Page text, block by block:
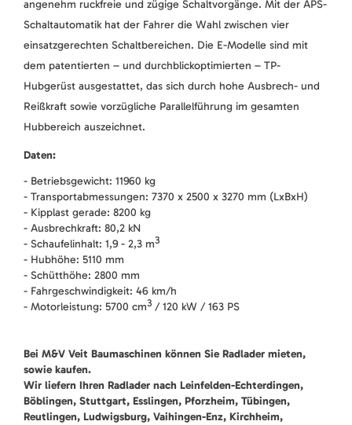
angenehm ruckfreie und zügige Schaltvorgänge. Mit der APS-
Schaltautomatik hat der Fahrer die Wahl zwischen vier
einsatzgerechten Schaltbereichen. Die E-Modelle sind mit
dem patentierten – und durchblickoptimierten – TP-
Hubgerüst ausgestattet, das sich durch hohe Ausbrech- und
Reißkraft sowie vorzügliche Parallelführung im gesamten
Hubbereich auszeichnet.
Daten:
- Betriebsgewicht: 11960 kg
- Transportabmessungen: 7370 x 2500 x 3270 mm (LxBxH)
- Kipplast gerade: 8200 kg
- Ausbrechkraft: 80,2 kN
- Schaufelinhalt: 1,9 - 2,3 m3
- Hubhöhe: 5110 mm
- Schütthöhe: 2800 mm
- Fahrgeschwindigkeit: 46 km/h
- Motorleistung: 5700 cm3 / 120 kW / 163 PS
Bei M&V Veit Baumaschinen können Sie Radlader mieten,
sowie kaufen.
Wir liefern Ihren Radlader nach Leinfelden-Echterdingen,
Böblingen, Stuttgart, Esslingen, Pforzheim, Tübingen,
Reutlingen, Ludwigsburg, Vaihingen-Enz, Kirchheim,